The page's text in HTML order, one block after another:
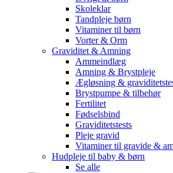
Skoleklar
Tandpleje børn
Vitaminer til børn
Vorter & Orm
Graviditet & Amning
Ammeindlæg
Amning & Brystpleje
Ægløsning &
Brystpumpe & tilbehør
Fertilitet
Fødselsbind
Graviditetstests
Pleje gravid
Vitaminer til gravide &
Hudpleje til baby & børn
Se alle